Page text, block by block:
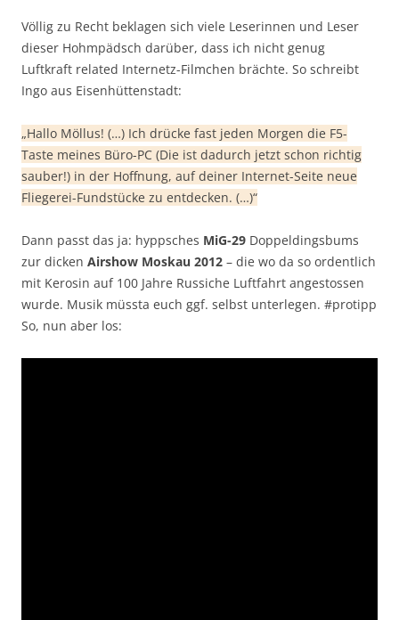
Völlig zu Recht beklagen sich viele Leserinnen und Leser
dieser Hohmpädsch darüber, dass ich nicht genug
Luftkraft related Internetz-Filmchen brächte. So schreibt
Ingo aus Eisenhüttenstadt:
„Hallo Möllus! (…) Ich drücke fast jeden Morgen die F5-
Taste meines Büro-PC (Die ist dadurch jetzt schon richtig
sauber!) in der Hoffnung, auf deiner Internet-Seite neue
Fliegerei-Fundstücke zu entdecken. (…)“
Dann passt das ja: hyppsches MiG-29 Doppeldingsbums
zur dicken Airshow Moskau 2012 – die wo da so ordentlich
mit Kerosin auf 100 Jahre Russiche Luftfahrt angestossen
wurde. Musik müssta euch ggf. selbst unterlegen. #protipp
So, nun aber los: